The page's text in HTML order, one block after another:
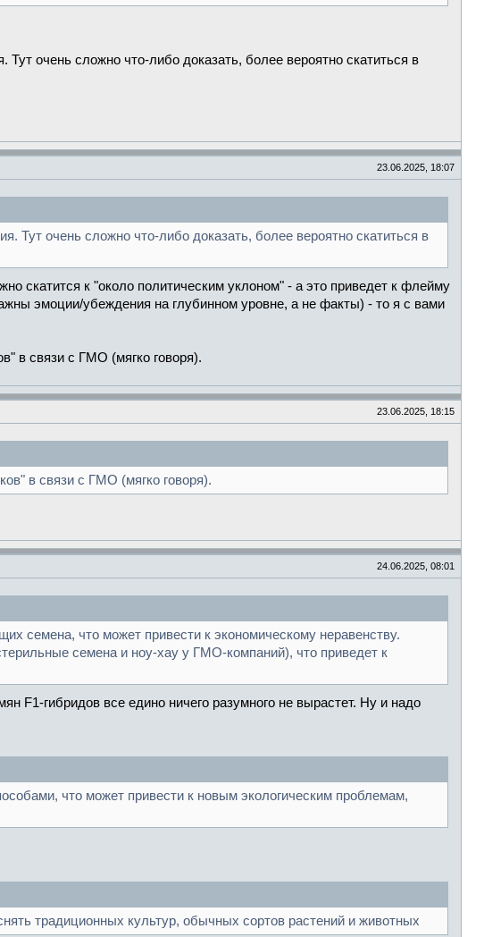
очень сложно что-либо доказать, более вероятно скатиться в
23.06.2025, 18:07
Тут очень сложно что-либо доказать, более вероятно скатиться в
скатится к "около политическим уклоном" - а это приведет к флейму
эмоции/убеждения на глубинном уровне, а не факты) - то я с вами
в связи с ГМО (мягко говоря).
23.06.2025, 18:15
в связи с ГМО (мягко говоря).
24.06.2025, 08:01
семена, что может привести к экономическому неравенству.
семена и ноу-хау у ГМО-компаний), что приведет к
гибридов все едино ничего разумного не вырастет. Ну и надо
что может привести к новым экологическим проблемам,
традиционных культур, обычных сортов растений и животных